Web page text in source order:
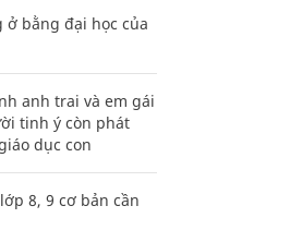
bằng đại học của
anh trai và em gái
tinh ý còn phát
dục con
8, 9 cơ bản cần